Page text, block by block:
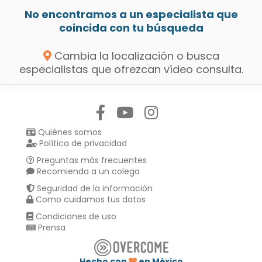
No encontramos a un especialista que
coincida con tu búsqueda
Cambia la localización o busca
especialistas que ofrezcan vídeo consulta.
Quiénes somos
Política de privacidad
Preguntas más frecuentes
Recomienda a un colega
Seguridad de la información
Como cuidamos tus datos
Condiciones de uso
Prensa